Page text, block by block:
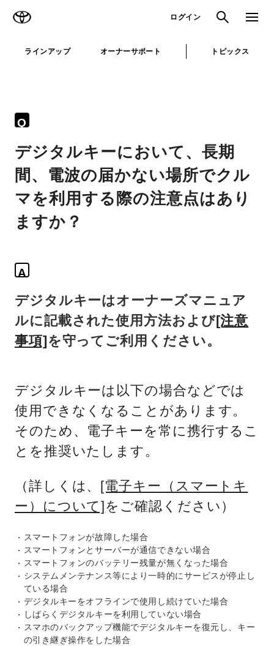
ログイン 検索 メニュ
ラインアップ オーナーサポート トピックス
Q
デジタルキーにおいて、長期
間、電波の届かない場所でクル
マを利用する際の注意点はあり
ますか？
A
デジタルキーはオーナーズマニュア
ルに記載された使用方法および[注意
事項]を守ってご利用ください。
デジタルキーは以下の場合などでは
使用できなくなることがあります。
そのため、電子キーを常に携行するこ
とを推奨いたします。
（詳しくは、 [電子キー（スマートキ
ー）について]をご確認ください）
スマートフォンが故障した場合
スマートフォンとサーバーが通信できない場合
スマートフォンのバッテリー残量が無くなった場合
システムメンテナンス等により一時的にサービスが停止し
ている場合
デジタルキーをオフラインで使用し続けていた場合
しばらくデジタルキーを利用していない場合
スマホのバックアップ機能でデジタルキーを復元し、キー
の引き継ぎ操作をした場合